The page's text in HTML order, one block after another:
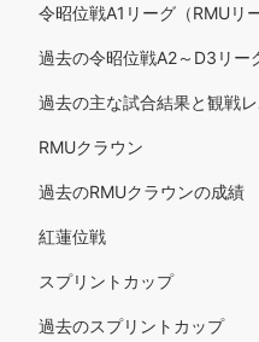
令昭位戦A1リーグ（RMUリ
過去の令昭位戦A2～D3リー
過去の主な試合結果と観戦レ
RMUクラウン
過去のRMUクラウンの成績
紅蓮位戦
スプリントカップ
過去のスプリントカップ